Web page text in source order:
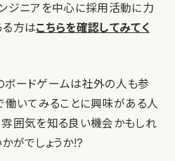
ジニアを中心に採用活動に力
る方はこちらを確認してみてく
ードゲームは社外の人も参
働いてみることに興味がある人
雰囲気を知る良い機会かもしれ
がでしょうか!?